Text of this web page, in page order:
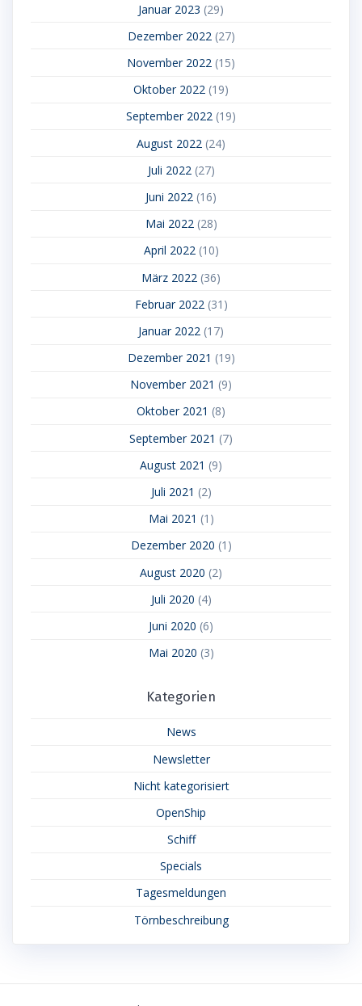
Januar 2023 (29)
Dezember 2022(27)
November 2022 (15)
Oktober 2022 (19)
September 2022 (19)
August 2022 (24)
Juli 2022 (27)
Juni 2022 (16)
Mai 2022(28)
April 2022(10)
März 2022 (36)
Februar 2022 (31)
Januar 2022 (17)
Dezember 2021 (19)
November 2021 (9)
Oktober 2021 (8)
September 2021 (7)
August 2021 (9)
Juli 2021 (2)
Mai 2021 (1)
Dezember 2020 (1)
August 2020 (2)
Juli 2020 (4)
Juni 2020 (6)
Mai 2020 (3)
Kategorien
News
Newsletter
Nicht kategorisiert
OpenShip
Schiff
Specials
Tagesmeldungen
Törnbeschreibung